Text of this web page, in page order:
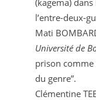
l’entre-deux-
Mati
Université de
prison
du genre”.
Clémentine